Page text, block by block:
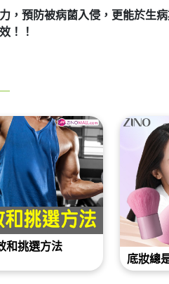
，預防被病菌入侵，更能於生
！！
和挑選方法
底妝總